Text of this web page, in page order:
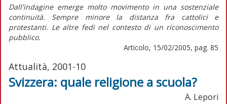
Dall'indagine emerge molto movimento in una sostenziale
continuità. Sempre minore la distanza fra cattolici e
protestanti. Le altre fedi nel contesto di un riconoscimento
pubblico.
Articolo, 15/02/2005, pag. 85
Attualità, 2001-10
Svizzera: quale religione a scuola?
A. Lepori